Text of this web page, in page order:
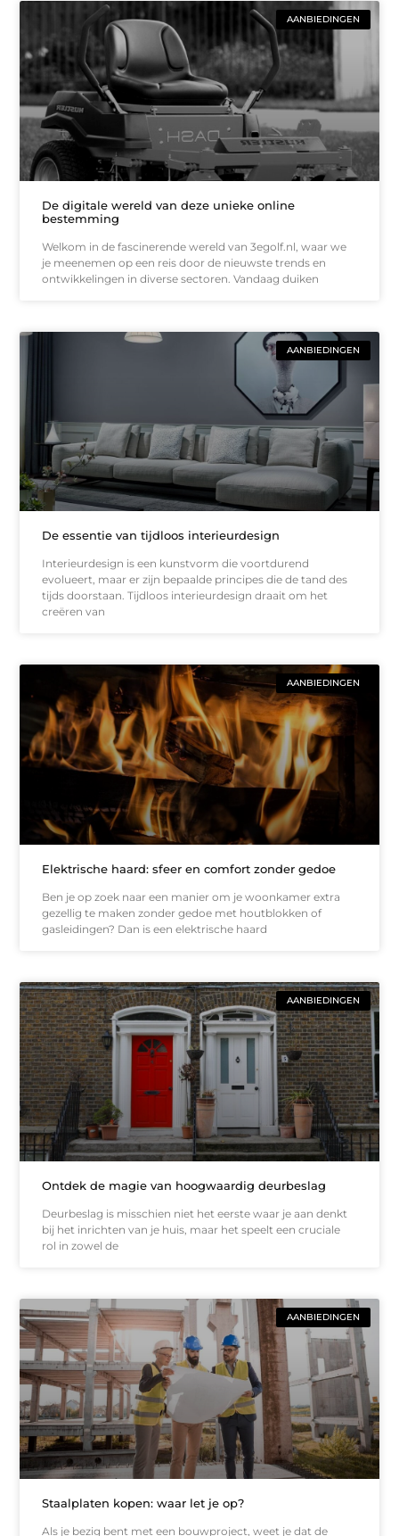
AANBIEDINGEN
De digitale wereld van deze unieke online
bestemming
Welkom in de fascinerende wereld van 3egolf.nl, waar we
je meenemen op een reis door de nieuwste trends en
ontwikkelingen in diverse sectoren. Vandaag duiken
AANBIEDINGEN
De essentie van tijdloos interieurdesign
Interieurdesign is een kunstvorm die voortdurend
evolueert, maar er zijn bepaalde principes die de tand des
tijds doorstaan. Tijdloos interieurdesign draait om het
creëren van
AANBIEDINGEN
Elektrische haard: sfeer en comfort zonder gedoe
Ben je op zoek naar een manier om je woonkamer extra
gezellig te maken zonder gedoe met houtblokken of
gasleidingen? Dan is een elektrische haard
AANBIEDINGEN
Ontdek de magie van hoogwaardig deurbeslag
Deurbeslag is misschien niet het eerste waar je aan denkt
bij het inrichten van je huis, maar het speelt een cruciale
rol in zowel de
AANBIEDINGEN
Staalplaten kopen: waar let je op?
Als je bezig bent met een bouwproject, weet je dat de